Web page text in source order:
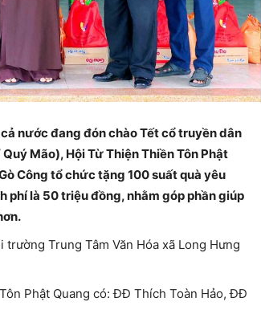
nước đang đón chào Tết cổ truyền dân
Mão), Hội Từ Thiện Thiền Tôn Phật
Công tổ chức tặng 100 suất quà yêu
phí là 50 triệu đồng, nhằm góp phần giúp
Trung Tâm Văn Hóa xã Long Hưng
Phật Quang có: ĐĐ Thích Toàn Hảo, ĐĐ